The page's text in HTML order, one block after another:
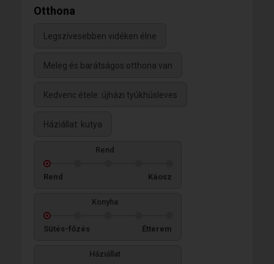
Otthona
Legszívesebben vidéken élne
Meleg és barátságos otthona van
Kedvenc étele: újházi tyúkhúsleves
Háziállat: kutya
Rend
Rend Káosz
Konyha
Sütés-főzés Étterem
Háziállat